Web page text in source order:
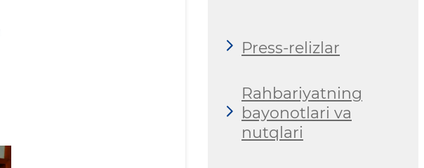
Press-relizlar
Rahbariyatning
bayonotlari va
nutqlari